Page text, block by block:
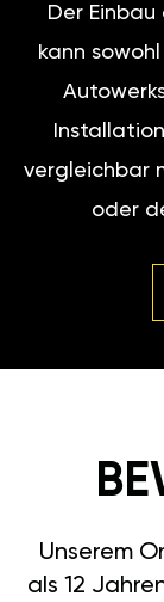
Der Einbau
kann
vergleichbar
oder
Unserem
als 12